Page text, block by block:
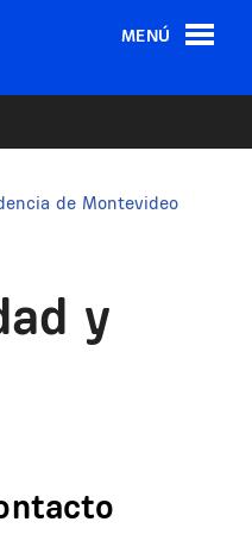
MENÚ
de Montevideo
y